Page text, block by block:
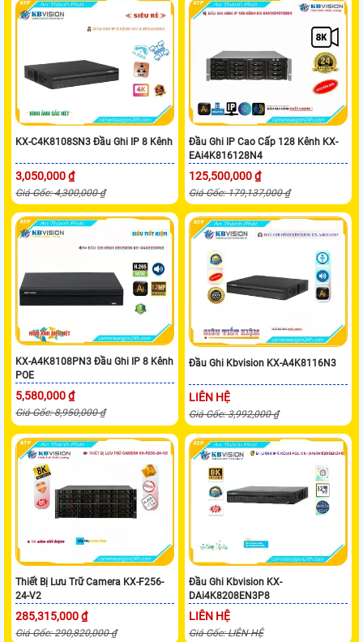
KX-C4K8108SN3 Đầu Ghi IP 8 Kênh
3,050,000 ₫
Giá Gốc: 4,300,000 ₫
Đầu Ghi IP Cao Cấp 128 Kênh KX-
EAi4K816128N4
125,500,000 ₫
Giá Gốc: 179,137,000 ₫
KX-A4K8108PN3 Đầu Ghi IP 8 Kênh
POE
5,580,000 ₫
Giá Gốc: 8,950,000 ₫
Đầu Ghi Kbvision KX-A4K8116N3
LIÊN HỆ
Giá Gốc: 3,992,000 ₫
Thiết Bị Lưu Trữ Camera KX-F256-
24-V2
285,315,000 ₫
Giá Gốc: 290,820,000 ₫
Đầu Ghi Kbvision KX-
DAi4K8208EN3P8
LIÊN HỆ
Giá Gốc: LIÊN HỆ